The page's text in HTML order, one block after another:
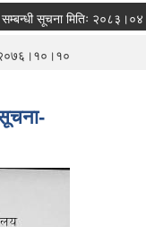
सूचना मितिः